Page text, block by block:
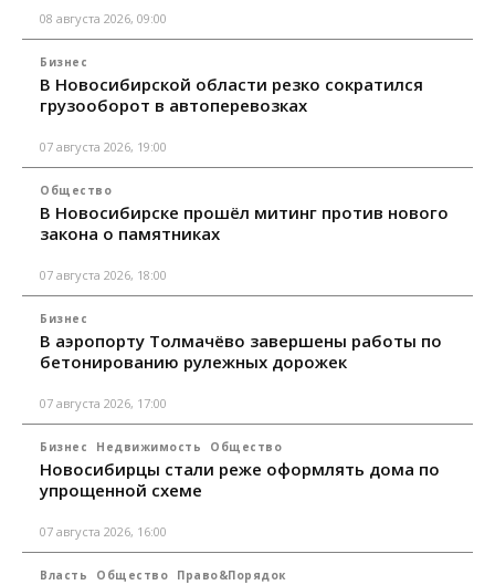
08 августа 2026, 09:00
Бизнес
В Новосибирской области резко сократился
грузооборот в автоперевозках
07 августа 2026, 19:00
Общество
В Новосибирске прошёл митинг против нового
закона о памятниках
07 августа 2026, 18:00
Бизнес
В аэропорту Толмачёво завершены работы по
бетонированию рулежных дорожек
07 августа 2026, 17:00
Бизнес Недвижимость Общество
Новосибирцы стали реже оформлять дома по
упрощенной схеме
07 августа 2026, 16:00
Власть Общество Право&Порядок